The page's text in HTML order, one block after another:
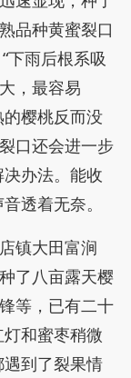
品种黄蜜裂口
下雨后根系吸
，最容易
樱桃反而没
口还会进一步
办法。能收
透着无奈。
镇大田富涧
了八亩露天樱
等，已有二十
和蜜枣稍微
到了裂果情